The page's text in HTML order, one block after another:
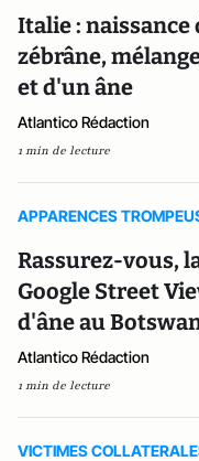
Italie : naissance
zébrâne,
et d'un âne
Atlantico Rédaction
1 min de lecture
APPARENCES
Rassurez-vous,
Google Street
d'âne au
Atlantico Rédaction
1 min de lecture
VICTIMES